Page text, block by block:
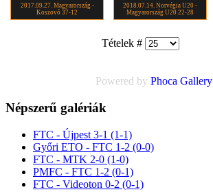
2017.09.27. Magyarország -
Koszovó 37-12
2018.07.14. Norvégia U20 -
Magyarország U20 22-28
Tételek #
Powered by Phoca Gallery
Népszerű galériák
FTC - Újpest 3-1 (1-1)
Győri ETO - FTC 1-2 (0-0)
FTC - MTK 2-0 (1-0)
PMFC - FTC 1-2 (0-1)
FTC - Videoton 0-2 (0-1)